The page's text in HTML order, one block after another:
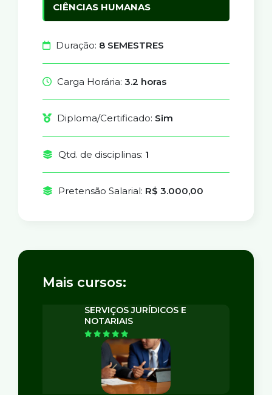
CIÊNCIAS HUMANAS
Duração: 8 SEMESTRES
Carga Horária:3.2 horas
Diploma/Certificado: Sim
Qtd. de disciplinas: 1
Pretensão Salarial: R$ 3.000,00
Mais cursos:
SERVIÇOS JURÍDICOS E
NOTARIAIS